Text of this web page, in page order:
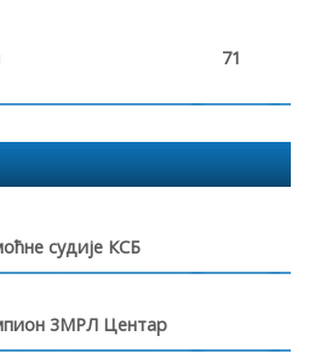
71
судије КСБ
3МРЛ Центар